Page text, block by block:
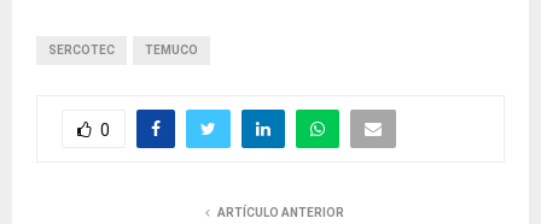
SERCOTEC TEMUCO
0
ARTÍCULO ANTERIOR